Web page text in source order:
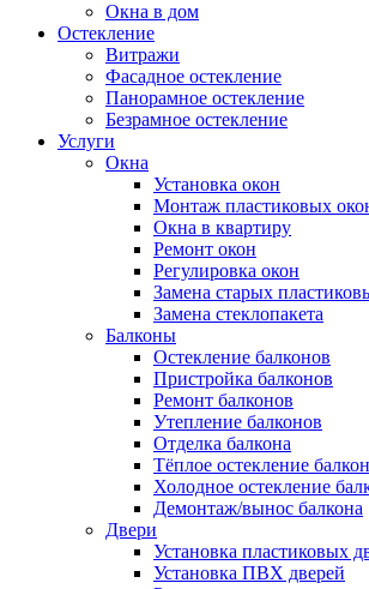
Окна в дом
Остекление
Витражи
Фасадное остекление
Панорамное остекление
Безрамное остекление
Услуги
Окна
Установка окон
Монтаж пластиковых
Окна в квартиру
Ремонт окон
Регулировка окон
Замена старых
Замена стеклопакета
Балконы
Остекление балконов
Пристройка балконов
Ремонт балконов
Утепление балконов
Отделка балкона
Тёплое остекление
Холодное остекление
Демонтаж/вынос балкона
Двери
Установка пластиковых
Установка ПВХ дверей